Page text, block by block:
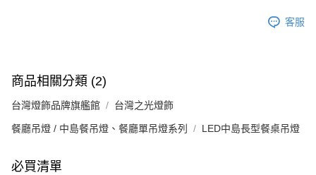
客服
商品相關分類 (2)
台灣燈飾品牌旗艦館 台灣之光燈飾
餐廳吊燈 / 中島餐吊燈、餐廳單吊燈系列 LED中島長型餐桌吊燈
必買清單